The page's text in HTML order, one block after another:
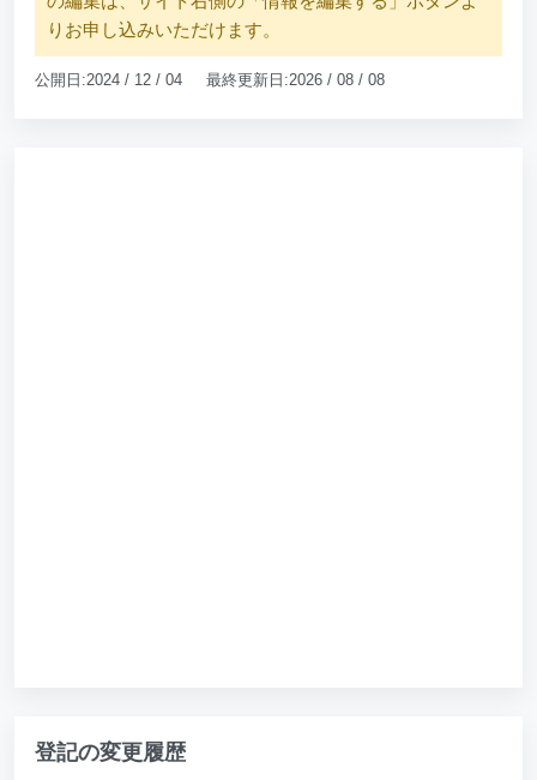
りお申し込みいただけます。
公開日:2024 / 12 / 04 最終更新日:2026 / 08 / 08
登記の変更履歴